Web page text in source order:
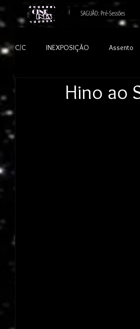
SAGUÃO: Pré-Sessões
C/C INEXPOSIÇÃO Assento
Hino ao